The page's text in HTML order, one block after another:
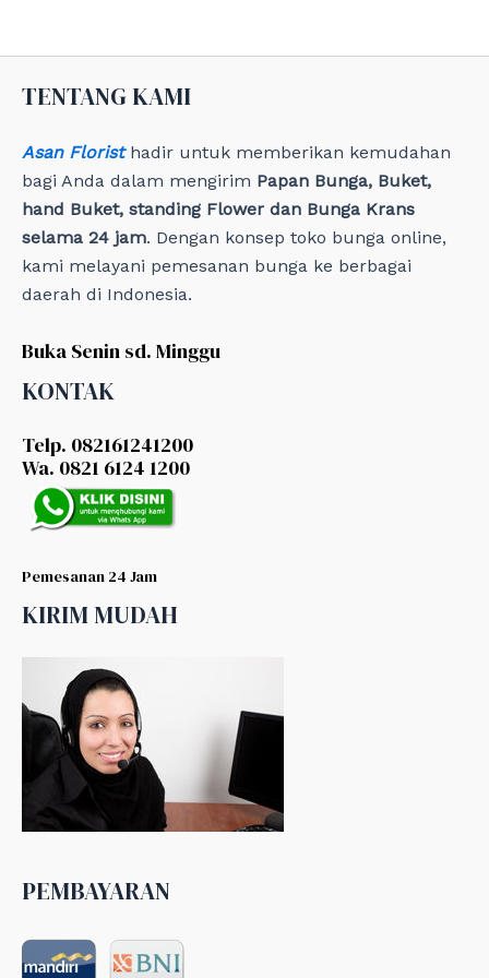
i
s
TENTANG KAMI
Asan Floristhadir untuk memberikan kemudahan
bagi Anda dalam mengirim Papan Bunga, Buket,
hand Buket, standing Flower dan Bunga Krans
selama 24 jam. Dengan konsep toko bunga online,
kami melayani pemesanan bunga ke berbagai
daerah di Indonesia.
Buka Senin sd. Minggu
KONTAK
Telp. 082161241200
Wa. 0821 6124 1200
Pemesanan 24 Jam
KIRIM MUDAH
PEMBAYARAN